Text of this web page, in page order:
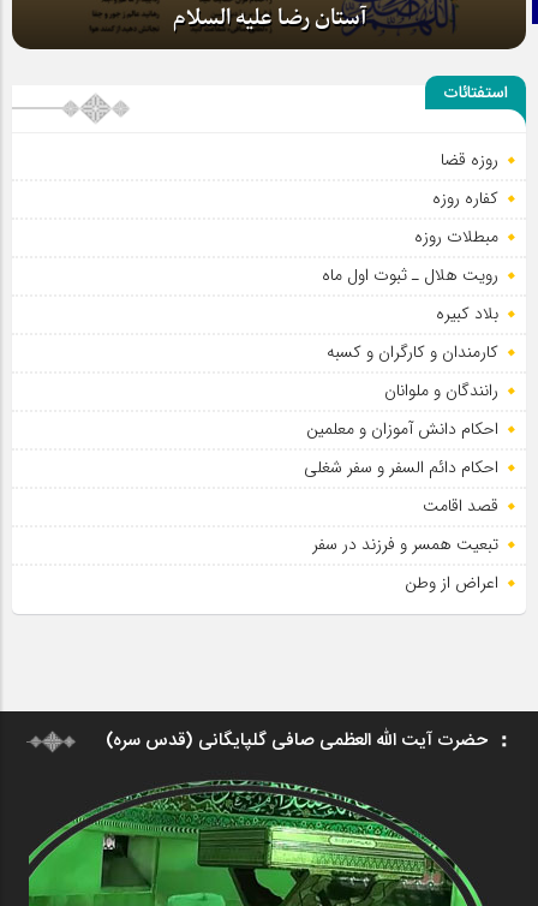
آستان رضا علیه السلام
استفتائات
روزه قضا
کفاره روزه
مبطلات روزه
رویت هلال ـ ثبوت اول ماه
بلاد کبیره
کارمندان و کارگران و کسبه
رانندگان و ملوانان
احکام دانش آموزان و معلمین
احکام دائم السفر و سفر شغلی
قصد اقامت
تبعیت همسر و فرزند در سفر
اعراض از وطن
حضرت آیت الله العظمی صافی گلپایگانی (قدس سره)